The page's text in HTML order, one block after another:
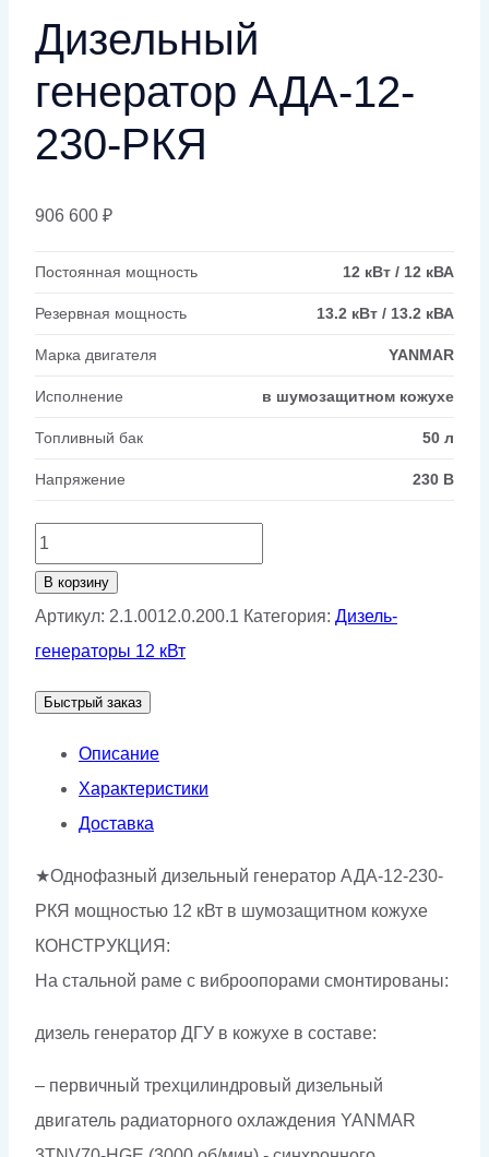
Дизельный
генератор АДА-12-
230-РКЯ
906 600 ₽
Постоянная мощность 12 кВт / 12 кВА
Резервная мощность 13.2 кВт / 13.2 кВА
Марка двигателя YANMAR
Исполнение в шумозащитном кожухе
Топливный бак 50 л
Напряжение 230 В
Количество
товара
Дизельный
генератор
230-
РКЯ
В корзину
Артикул: 2.1.0012.0.200.1 Категория: Дизель-
генераторы 12 кВт
Быстрый заказ
Описание
Характеристики
Доставка
★Однофазный дизельный генератор АДА-12-230-
РКЯ мощностью 12 кВт в шумозащитном кожухе
КОНСТРУКЦИЯ:
На стальной раме с виброопорами смонтированы:
дизель генератор ДГУ в кожухе в составе:
– первичный трехцилиндровый дизельный
двигатель радиаторного охлаждения YANMAR